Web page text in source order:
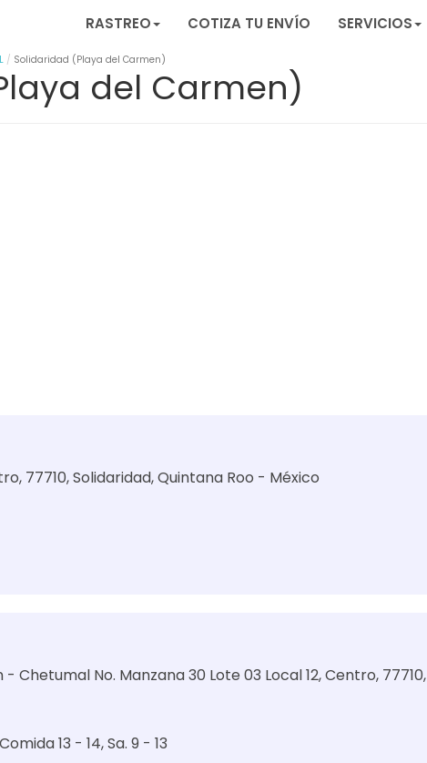
RASTREO COTIZA TU ENVÍO SERVICIOS
Solidaridad (Playa del Carmen)
del Carmen)
77710, Solidaridad, Quintana Roo - México
Chetumal No. Manzana 30 Lote 03 Local 12, Centro, 77710,
13 - 14 Sa. 9 - 13